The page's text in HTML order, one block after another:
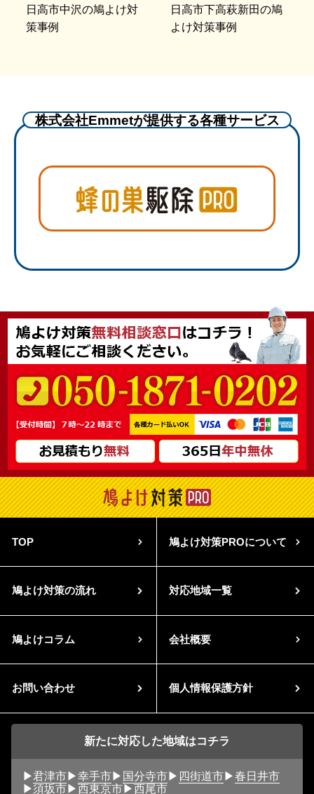
日高市中沢の鳩よけ対
策事例
日高市下高萩新田の鳩
よけ対策事例
株式会社Emmetが提供する各種サービス
TOP 鳩よけ対策PROについて
鳩よけ対策の流れ 対応地域一覧
鳩よけコラム 会社概要
お問い合わせ 個人情報保護方針
新たに対応した地域はコチラ
君津市 幸手市 国分寺市 四街道市
春日井市
須坂市
西東京市 西尾市